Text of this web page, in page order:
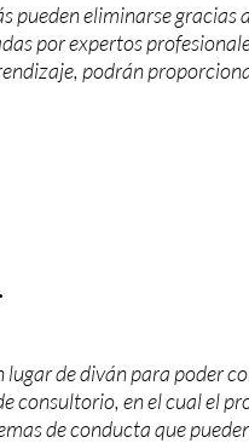
pueden eliminarse gracias
por expertos
podrán
de diván para poder
consultorio, en el cual el
de conducta que